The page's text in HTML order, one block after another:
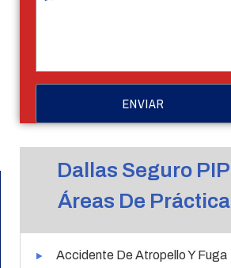
Dallas Seguro PIP
Áreas De Práctica
Accidente De Atropello Y Fuga